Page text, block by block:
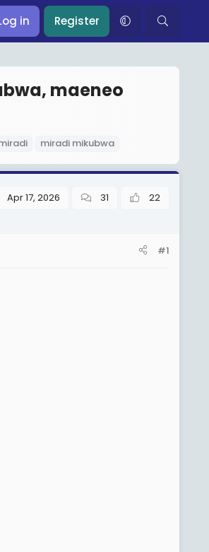
in Register
maeneo
miradi mikubwa
Apr 17, 2026 31 22
#1